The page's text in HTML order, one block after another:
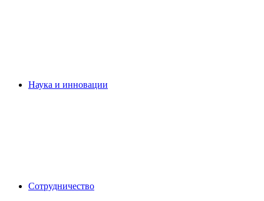
Наука и инновации
Сотрудничество